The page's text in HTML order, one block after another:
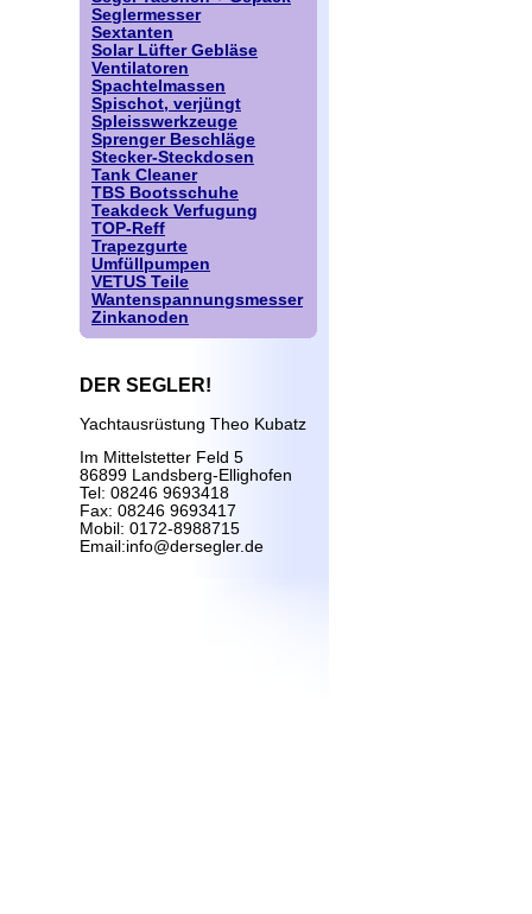
Seglermesser
Sextanten
Solar Lüfter Gebläse
Ventilatoren
Spachtelmassen
Spischot, verjüngt
Spleisswerkzeuge
Sprenger Beschläge
Stecker-Steckdosen
Tank Cleaner
TBS Bootsschuhe
Teakdeck Verfugung
TOP-Reff
Trapezgurte
Umfüllpumpen
VETUS Teile
Wantenspannungsmesser
Zinkanoden
DER SEGLER!
Yachtausrüstung Theo Kubatz
Im Mittelstetter Feld 5
86899 Landsberg-Ellighofen
Tel: 08246 9693418
Fax: 08246 9693417
Mobil: 0172-8988715
Email:info@dersegler.de